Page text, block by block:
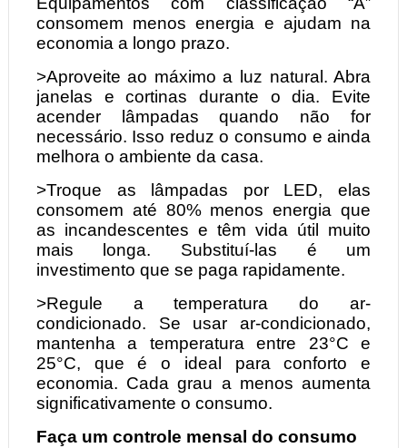
consomem menos energia e ajudam na
economia a longo prazo.
>Aproveite ao máximo a luz natural. Abra
janelas e cortinas durante o dia. Evite
acender lâmpadas quando não for
necessário. Isso reduz o consumo e ainda
melhora o ambiente da casa.
>Troque as lâmpadas por LED, elas
consomem até 80% menos energia que
as incandescentes e têm vida útil muito
mais longa. Substituí-las é um
investimento que se paga rapidamente.
>Regule a temperatura do ar-
condicionado. Se usar ar-condicionado,
mantenha a temperatura entre 23°C e
25°C, que é o ideal para conforto e
economia. Cada grau a menos aumenta
significativamente o consumo.
Faça um controle mensal do consumo